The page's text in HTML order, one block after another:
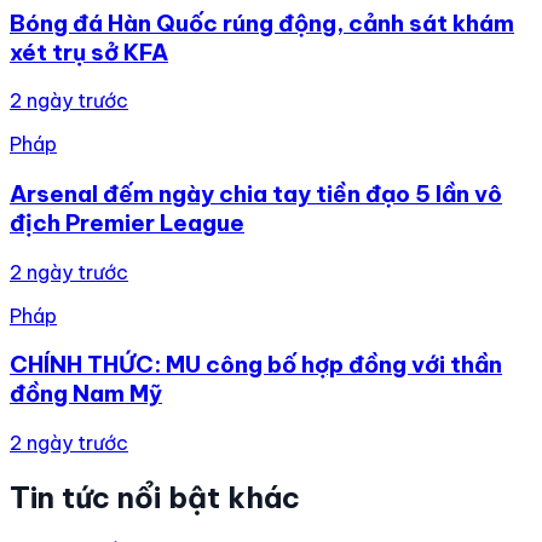
Bóng đá Hàn Quốc rúng động, cảnh sát khám
xét trụ sở KFA
2 ngày trước
Pháp
Arsenal đếm ngày chia tay tiền đạo 5 lần vô
địch Premier League
2 ngày trước
Pháp
CHÍNH THỨC: MU công bố hợp đồng với thần
đồng Nam Mỹ
2 ngày trước
Tin tức nổi bật khác